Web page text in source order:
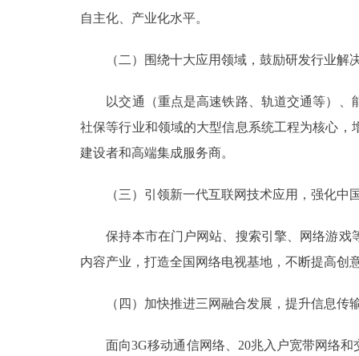
自主化、产业化水平。
（二）围绕十大应用领域，鼓励研发行业解
以交通（重点是高速铁路、轨道交通等）、
社保等行业和领域的大型信息系统工程为核心
建设者和高端集成服务商。
（三）引领新一代互联网技术应用，强化中
保持本市在门户网站、搜索引擎、网络游戏
内容产业，打造全国网络电视基地，不断提高
（四）加快推进三网融合发展，提升信息传
面向3G移动通信网络、20兆入户宽带网络和